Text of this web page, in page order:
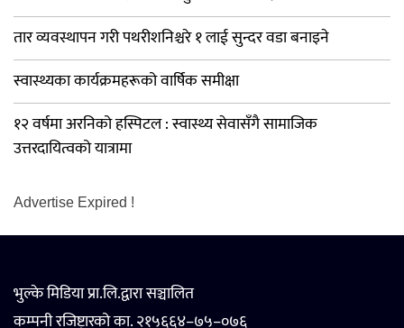
तार व्यवस्थापन गरी पथरीशनिश्चरे १ लाई सुन्दर वडा बनाइने
स्वास्थ्यका कार्यक्रमहरूको वार्षिक समीक्षा
१२ वर्षमा अरनिको हस्पिटल : स्वास्थ्य सेवासँगै सामाजिक
उत्तरदायित्वको यात्रामा
Advertise Expired !
भुल्के मिडिया प्रा.लि.द्वारा सञ्चालित
कम्पनी रजिष्ट्रारको का. २१५६६४–७५–०७६